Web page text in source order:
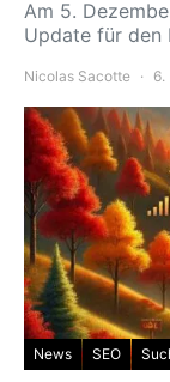
Am 5.
Update für
Nicolas Sacotte 6.
News SEO